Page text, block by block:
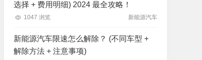
选择 + 费用明细) 2024 最全攻略！
1047 浏览 新能源汽车
新能源汽车限速怎么解除？ (不同车型 +
解除方法 + 注意事项)